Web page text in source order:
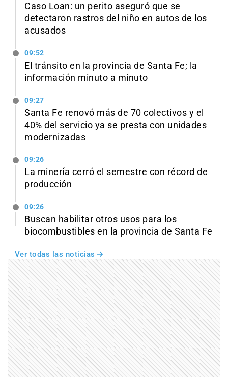
Caso Loan: un perito aseguró que se
detectaron rastros del niño en autos de los
acusados
09:52
El tránsito en la provincia de Santa Fe; la
información minuto a minuto
09:27
Santa Fe renovó más de 70 colectivos y el
40% del servicio ya se presta con unidades
modernizadas
09:26
La minería cerró el semestre con récord de
producción
09:26
Buscan habilitar otros usos para los
biocombustibles en la provincia de Santa Fe
Ver todas las noticias